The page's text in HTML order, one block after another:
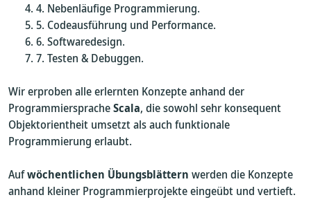
Nebenläufige Programmierung.
Codeausführung und Performance.
Softwaredesign.
Testen & Debuggen.
Wir erproben alle erlernten Konzepte anhand der
ProgrammierspracheScala, die sowohl sehr konsequent
Objektorientheit umsetzt als auch funktionale
Programmierung erlaubt.
Aufwöchentlichen Übungsblättern werden die Konzepte
anhand kleiner Programmierprojekte eingeübt und vertieft.